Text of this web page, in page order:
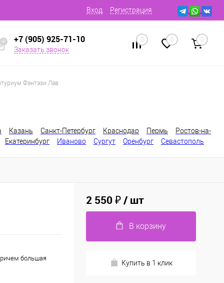
Вход Регистрация
+7 (905) 925-71-10
Заказать звонок
0 0 0
Фэнтэзи Лав
Казань Санкт-Петербург Краснодар Пермь
Ростов-на-
Екатеринбург Иваново Сургут Оренбург
Севастополь
большая
2 550 ₽/ шт
В корзину
Купить в 1 клик